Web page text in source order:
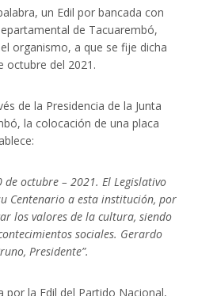
un Edil por bancada con
de Tacuarembó,
organismo, a que se fije dicha
octubre del 2021.
de la Presidencia de la Junta
la colocación de una placa
de octubre – 2021. El Legislativo
Centenario a esta institución, por
los valores de la cultura, siendo
sociales. Gerardo
Presidente”.
por la Edil del Partido Nacional,